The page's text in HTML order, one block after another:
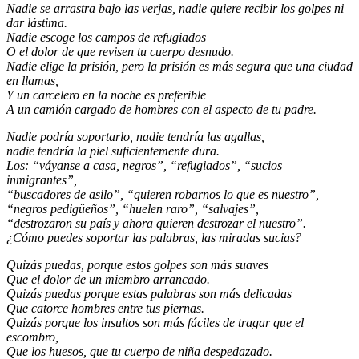
Nadie se arrastra bajo las verjas, nadie quiere recibir los golpes ni
dar lástima.
Nadie escoge los campos de refugiados
O el dolor de que revisen tu cuerpo desnudo.
Nadie elige la prisión, pero la prisión es más segura que una ciudad
en llamas,
Y un carcelero en la noche es preferible
A un camión cargado de hombres con el aspecto de tu padre.
Nadie podría soportarlo, nadie tendría las agallas,
nadie tendría la piel suficientemente dura.
Los: “váyanse a casa, negros”, “refugiados”, “sucios
inmigrantes”,
“buscadores de asilo”, “quieren robarnos lo que es nuestro”,
“negros pedigüeños”, “huelen raro”, “salvajes”,
“destrozaron su país y ahora quieren destrozar el nuestro”.
¿Cómo puedes soportar las palabras, las miradas sucias?
Quizás puedas, porque estos golpes son más suaves
Que el dolor de un miembro arrancado.
Quizás puedas porque estas palabras son más delicadas
Que catorce hombres entre tus piernas.
Quizás porque los insultos son más fáciles de tragar que el
escombro,
Que los huesos, que tu cuerpo de niña despedazado.